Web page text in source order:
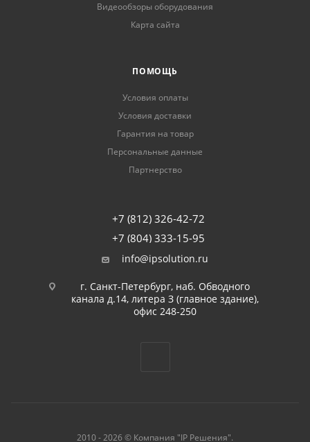
Видеообзоры оборудования
Карта сайта
ПОМОЩЬ
Условия оплаты
Условия доставки
Гарантия на товар
Персональные данные
Партнерство
+7 (812) 326-42-72
+7 (804) 333-15-95
info@ipsolution.ru
г. Санкт-Петербург, наб. Обводного
канала д.14, литера З (главное здание),
офис 248-250
2010 - 2026 © Компания "IP Решения".